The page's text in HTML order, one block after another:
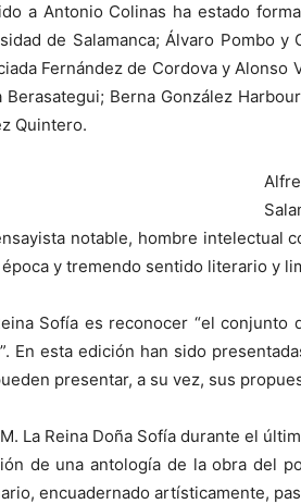
a Antonio Colinas ha estado
de Salamanca; Álvaro Pombo
Fernández de Cordova y
Berasategui; Berna González
Quintero.
notable, hombre intelectual
y tremendo sentido literario y
Sofía es reconocer “el
En esta edición han sido
presentar, a su vez, sus
La Reina Doña Sofía durante el
de una antología de la obra del
encuadernado artísticamente,